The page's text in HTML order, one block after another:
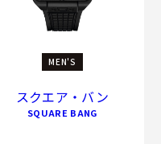
MEN'S
スクエア・バン
SQUARE BANG